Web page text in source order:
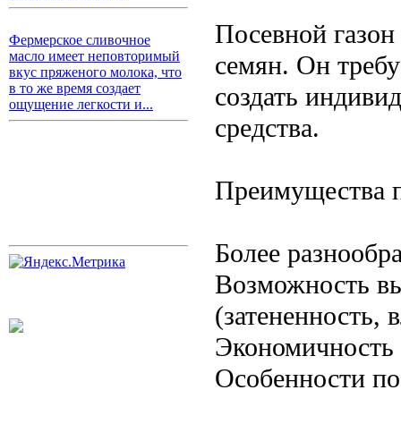
Фермерское сливочное
масло имеет неповторимый
вкус пряженого молока, что
в то же время создает
ощущение легкости и...
Посевной
семян. Он
создать
средства.
Преимущества
Более
Возможность
(затененность,
Особенности